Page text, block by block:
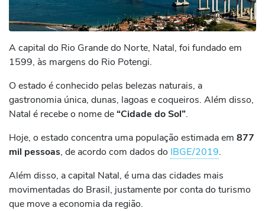
A capital do Rio Grande do Norte, Natal, foi fundado em
1599, às margens do Rio Potengi.
O estado é conhecido pelas belezas naturais, a
gastronomia única, dunas, lagoas e coqueiros. Além disso,
Natal é recebe o nome de“Cidade do Sol”.
Hoje, o estado concentra uma população estimada em 877
mil pessoas, de acordo com dados do IBGE/2019.
Além disso, a capital Natal, é uma das cidades mais
movimentadas do Brasil, justamente por conta do turismo
que move a economia da região.